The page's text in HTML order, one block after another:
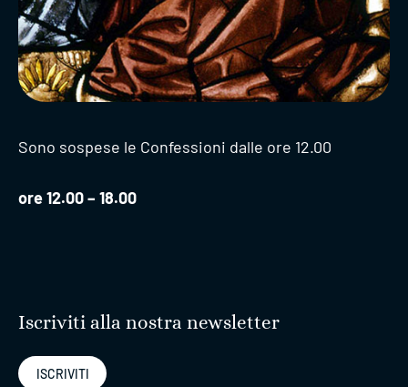
Sono sospese le Confessioni dalle ore 12.00
ore 12.00 – 18.00
Iscriviti alla nostra newsletter
ISCRIVITI